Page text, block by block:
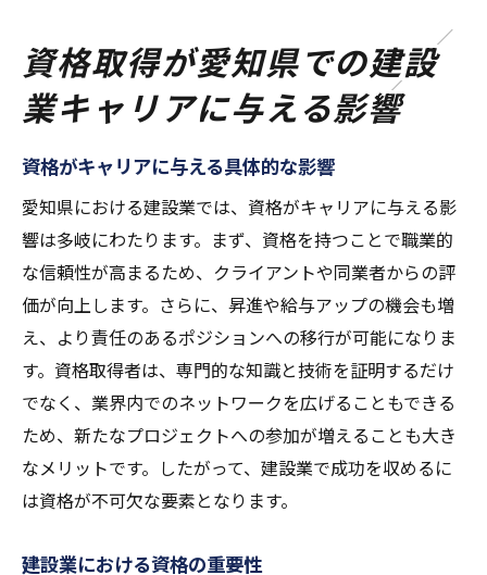
資格取得が愛知県での建設
業キャリアに与える影響
資格がキャリアに与える具体的な影響
愛知県における建設業では、資格がキャリアに与える影
響は多岐にわたります。まず、資格を持つことで職業的
な信頼性が高まるため、クライアントや同業者からの評
価が向上します。さらに、昇進や給与アップの機会も増
え、より責任のあるポジションへの移行が可能になりま
す。資格取得者は、専門的な知識と技術を証明するだけ
でなく、業界内でのネットワークを広げることもできる
ため、新たなプロジェクトへの参加が増えることも大き
なメリットです。したがって、建設業で成功を収めるに
は資格が不可欠な要素となります。
建設業における資格の重要性